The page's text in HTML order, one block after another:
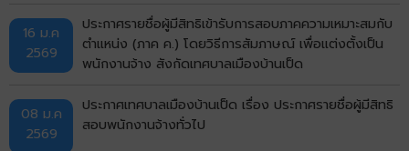
16 ม.ค
2569
ประกาศรายชื่อผู้มีสิทธิเข้ารับการสอบภาคความเหมาะสมกับ
ตำแหน่ง (ภาค ค.) โดยวิธีการสัมภาษณ์ เพื่อแต่งตั้งเป็น
พนักงานจ้าง สังกัดเทศบาลเมืองบ้านเป็ด
08 ม.ค
2569
ประกาศเทศบาลเมืองบ้านเป็ด เรื่อง ประกาศรายชื่อผู้มีสิทธิ
สอบพนักงานจ้างทั่วไป